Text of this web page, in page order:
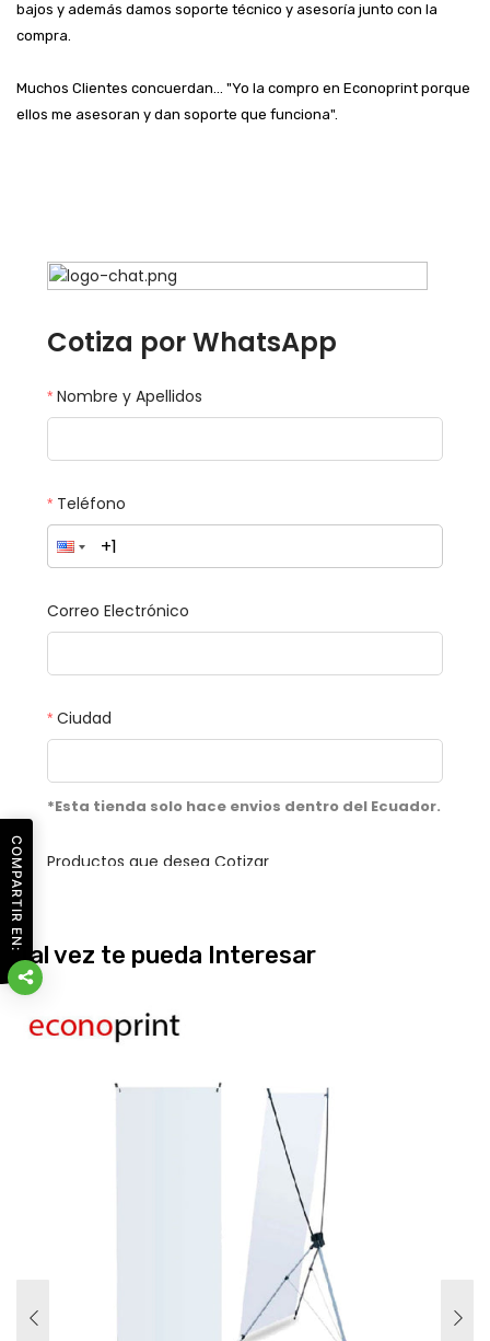
bajos y además damos soporte técnico y asesoría junto con la
compra.
Muchos Clientes concuerdan... "Yo la compro en Econoprint porque
ellos me asesoran y dan soporte que funciona".
Tal vez te pueda Interesar
COMPARTIR EN: